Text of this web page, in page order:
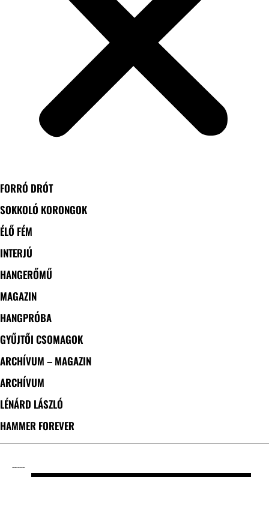
FORRÓ DRÓT
SOKKOLÓ KORONGOK
ÉLŐ FÉM
INTERJÚ
HANGERŐMŰ
MAGAZIN
HANGPRÓBA
GYŰJTŐI CSOMAGOK
ARCHÍVUM – MAGAZIN
ARCHÍVUM
LÉNÁRD LÁSZLÓ
HAMMER FOREVER